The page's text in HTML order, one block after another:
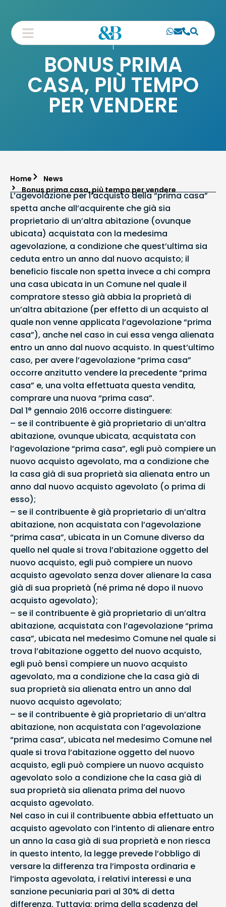
BONUS PRIMA
CASA, PIÙ TEMPO
PER VENDERE
Home
News
Bonus prima casa, più tempo per vendere
L’agevolazione per l’acquisto della “prima casa”
spetta anche all’acquirente che già sia
proprietario di un’altra abitazione (ovunque
ubicata) acquistata con la medesima
agevolazione, a condizione che quest’ultima sia
ceduta entro un anno dal nuovo acquisto; il
beneficio fiscale non spetta invece a chi compra
una casa ubicata in un Comune nel quale il
compratore stesso già abbia la proprietà di
un’altra abitazione (per effetto di un acquisto al
quale non venne applicata l’agevolazione “prima
casa”), anche nel caso in cui essa venga alienata
entro un anno dal nuovo acquisto. In quest’ultimo
caso, per avere l’agevolazione “prima casa”
occorre anzitutto vendere la precedente “prima
casa” e, una volta effettuata questa vendita,
comprare una nuova “prima casa”.
Dal 1° gennaio 2016 occorre distinguere:
– se il contribuente è già proprietario di un’altra
abitazione, ovunque ubicata, acquistata con
l’agevolazione “prima casa”, egli può compiere un
nuovo acquisto agevolato, ma a condizione che
la casa già di sua proprietà sia alienata entro un
anno dal nuovo acquisto agevolato (o prima di
esso);
– se il contribuente è già proprietario di un’altra
abitazione, non acquistata con l’agevolazione
“prima casa”, ubicata in un Comune diverso da
quello nel quale si trova l’abitazione oggetto del
nuovo acquisto, egli può compiere un nuovo
acquisto agevolato senza dover alienare la casa
già di sua proprietà (né prima né dopo il nuovo
acquisto agevolato);
– se il contribuente è già proprietario di un’altra
abitazione, acquistata con l’agevolazione “prima
casa”, ubicata nel medesimo Comune nel quale si
trova l’abitazione oggetto del nuovo acquisto,
egli può bensì compiere un nuovo acquisto
agevolato, ma a condizione che la casa già di
sua proprietà sia alienata entro un anno dal
nuovo acquisto agevolato;
– se il contribuente è già proprietario di un’altra
abitazione, non acquistata con l’agevolazione
“prima casa”, ubicata nel medesimo Comune nel
quale si trova l’abitazione oggetto del nuovo
acquisto, egli può compiere un nuovo acquisto
agevolato solo a condizione che la casa già di
sua proprietà sia alienata prima del nuovo
acquisto agevolato.
Nel caso in cui il contribuente abbia effettuato un
acquisto agevolato con l’intento di alienare entro
un anno la casa già di sua proprietà e non riesca
in questo intento, la legge prevede l’obbligo di
versare la differenza tra l’imposta ordinaria e
l’imposta agevolata, i relativi interessi e una
sanzione pecuniaria pari al 30% di detta
differenza. Tuttavia: prima della scadenza del